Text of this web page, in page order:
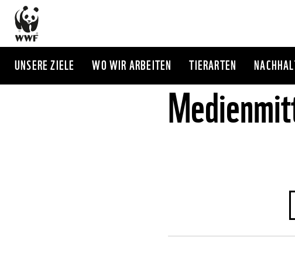
Direkt
zum
Inhalt
UNSERE ZIELE WO WIR ARBEITEN TIERARTEN